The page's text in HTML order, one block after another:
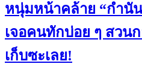
หนุ่มหน้าคล้าย “กำนั
เจอคนทักบ่อย ๆ สวน
เก็บซะเลย!